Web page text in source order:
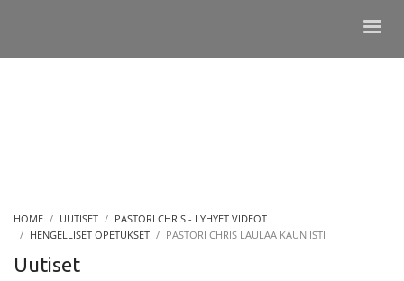
HOME UUTISET
PASTORI CHRIS - LYHYET VIDEOT
HENGELLISET OPETUKSET
PASTORI CHRIS LAULAA KAUNIISTI
Uutiset